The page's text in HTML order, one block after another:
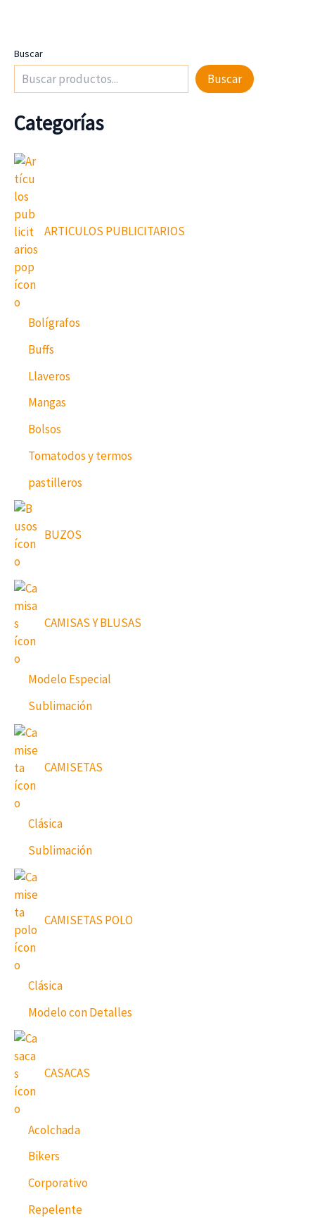
Buscar
Buscar
Categorías
ARTICULOS PUBLICITARIOS
Bolígrafos
Buffs
Llaveros
Mangas
Bolsos
Tomatodos y termos
pastilleros
BUZOS
CAMISAS Y BLUSAS
Modelo Especial
Sublimación
CAMISETAS
Clásica
Sublimación
CAMISETAS POLO
Clásica
Modelo con Detalles
CASACAS
Acolchada
Bikers
Corporativo
Repelente